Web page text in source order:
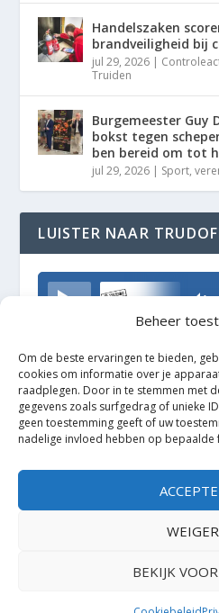
Beheer
Om de beste ervaringen te bieden,
cookies om informatie over je
raadplegen. Door in te stemmen met
gegevens zoals surfgedrag of unieke
geen toestemming geeft of uw
nadelige invloed hebben op bepaalde
BEKIJK
Handelszaken
brandveiligheid bij
jul 29, 2026 |
Truiden
Burgemeester Guy
bokst tegen
ben bereid om tot
jul 29, 2026 | Sport,
LUISTER NAAR
TrudoFM
Elegant